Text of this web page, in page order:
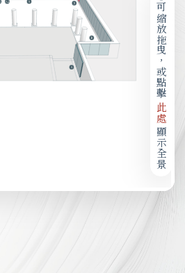
可縮放拖曳，或點擊
此處
顯示全景